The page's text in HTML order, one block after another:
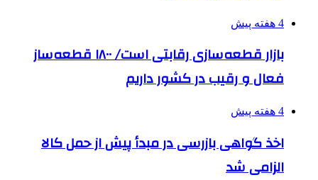
4 هفته پیش
بازار قطعه‌سازی رقابتی است/ ۱۸۰۰ قطعه‌ساز
فعال و رقیب در کشور داریم
4 هفته پیش
اخذ گواهی بازرسی در مبدأ پیش از حمل کالا
الزامی شد